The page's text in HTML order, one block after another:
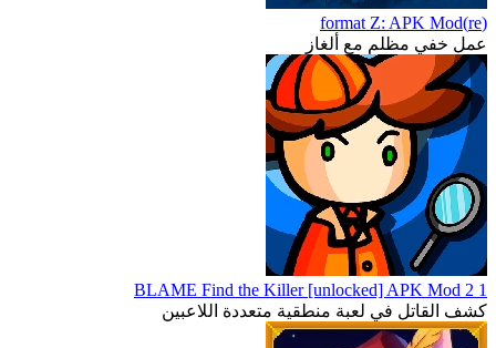
(re)format Z: APK Mod
عمل خفي مظلم مع ألغاز
1 2 BLAME Find the Killer [unlocked] APK Mod
كشف القاتل في لعبة منطقية متعددة اللاعبين